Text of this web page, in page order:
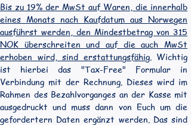
Bis zu 19% der MwSt auf Waren, die innerhalb
eines Monats nach Kaufdatum aus Norwegen
ausführst werden, den Mindestbetrag von 315
NOK überschreiten und auf die auch MwSt
erhoben wird, sind erstattungsfähig. Wichtig
ist hierbei das "Tax-Free" Formular in
Verbindung mit der Rechnung. Dieses wird im
Rahmen des Bezahlvorganges an der Kasse mit
ausgedruckt und muss dann von Euch um die
gefordertern Daten ergänzt werden. Das sind